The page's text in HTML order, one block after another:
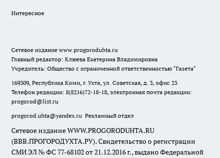
Интересное
Сетевое издание www.progoroduhta.ru
Главный редактор: Клюева Екатерина Владимировна
Учредитель: Общество с ограниченной ответственностью "Газета"
169309, Республика Коми, г. Ухта, ул. Советская, д. 3, офис 23
Телефон редакции: 8(8216)72-18-18, электронная почта редакции:
progorod@list.ru
progorod.uhta@yandex.ru Рекламный отдел
Сетевое издание WWW.PROGORODUHTA.RU
(ВВВ.ПРОГОРОДУХТА.РУ). Свидетельство о регистрации
СМИ ЭЛ № ФС 77-68102 от 21.12.2016 г., выдано Федеральной